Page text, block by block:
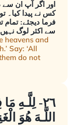
اور اگر آپ ان
کس نے پیدا کیا۔
فرما دیجئے: تمام
سے اکثر لوگ نہیں
heavens and
Say: ‘All
do not
٢٦- لِلَّـهِ
اللَّـهَ هُوَ